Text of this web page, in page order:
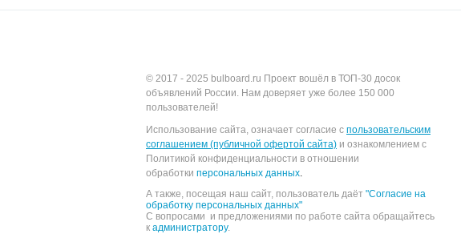
© 2017 - 2025 bulboard.ru Проект вошёл в ТОП-30 досок
объявлений России. Нам доверяет уже более 150 000
пользователей!
Использование сайта, означает согласие с пользовательским
соглашением (публичной офертой сайта) и ознакомлением с
Политикой конфиденциальности в отношении
обработки персональных данных.
А также, посещая наш сайт, пользователь даёт "Согласие на
обработку персональных данных"
С вопросами и предложениями по работе сайта обращайтесь
к администратору.